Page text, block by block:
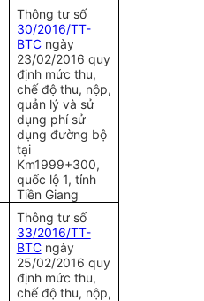
Thông tư số
30/2016/TT-
BTCngày
23/02/2016 quy
định mức thu,
chế độ thu, nộp,
quản lý và sử
dụng phí sử
dụng đường bộ
tại
Km1999+300,
quốc lộ 1, tỉnh
Tiền Giang
Thông tư số
33/2016/TT-
BTCngày
25/02/2016 quy
định mức thu,
chế độ thu, nộp,